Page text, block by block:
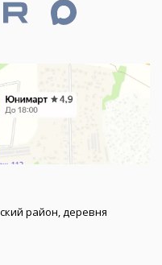
район, деревня